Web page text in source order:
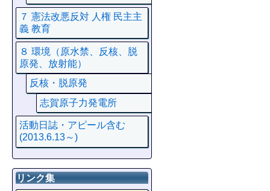
７ 憲法改悪反対 人権 民主主
義 教育
８ 環境（原水禁、反核、脱
原発、放射能）
反核・脱原発
志賀原子力発電所
活動日誌・アピール含む
(2013.6.13～)
リンク集